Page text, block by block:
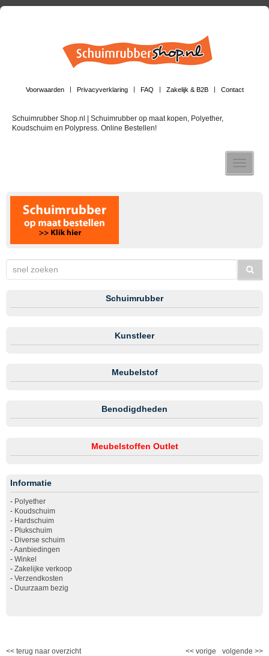
Voorwaarden Privacyverklaring FAQ Zakelijk & B2B Contact
Schuimrubber Shop.nl | Schuimrubber op maat kopen, Polyether,
Koudschuim en Polypress. Online Bestellen!
Toggle
Schuimrubber
Kunstleer
Meubelstof
Benodigdheden
Meubelstoffen Outlet
Informatie
- Polyether
- Koudschuim
- Hardschuim
- Plukschuim
- Diverse schuim
-Aanbiedingen
- Winkel
- Zakelijke verkoop
- Verzendkosten
- Duurzaam bezig
<< terug naar overzicht volgende >>
<< vorige